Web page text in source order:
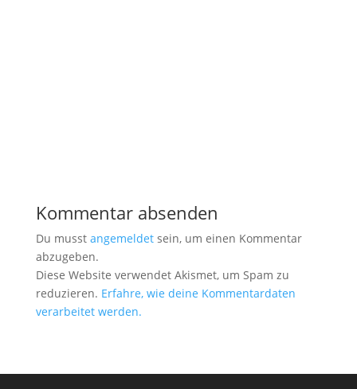
Kommentar absenden
Du musst angemeldetsein, um einen Kommentar
abzugeben.
Diese Website verwendet Akismet, um Spam zu
reduzieren. Erfahre, wie deine Kommentardaten
verarbeitet werden.